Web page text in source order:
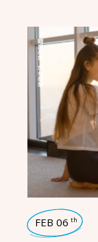
瑜珈生活
瑜珈話題
FEB 06 th